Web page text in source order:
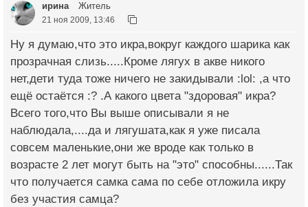
ирина Житель
21 ноя 2009, 13:46
Ну я думаю,что это икра,вокруг каждого шарика как
прозрачная слизь.....Кроме лягух в акве никого
нет,дети туда тоже ничего не закидывали :lol: ,а что
ещё остаётся :? .А какого цвета "здоровая" икра?
Всего того,что Вы выше описывали я не
наблюдала,....да и лягушата,как я уже писала
совсем маленькие,они же вроде как только в
возрасте 2 лет могут быть на "это" способны......Так
что получается самка сама по себе отложила икру
без участия самца?